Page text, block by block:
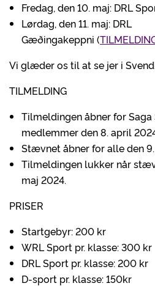
Fredag, den 10. maj: DRL
Lørdag, den 11. maj: DRL
Gæðingakeppni (
Vi glæder os til at se jer i
TILMELDING
Tilmeldingen åbner for
medlemmer den 8. april
Stævnet åbner for alle den
Tilmeldingen lukker når
maj 2024.
PRISER
Startgebyr: 200 kr
WRL Sport pr. klasse: 300 kr
DRL Sport pr. klasse: 200 kr
D-sport pr. klasse: 150kr